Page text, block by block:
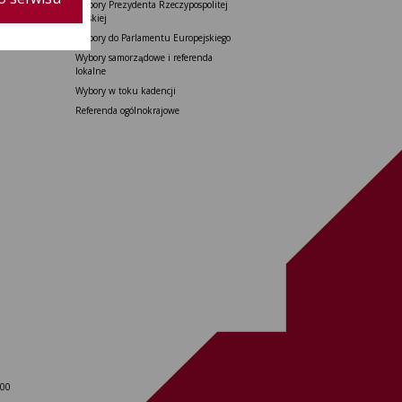
Wybory Prezydenta Rzeczypospolitej
Polskiej
Wybory do Parlamentu Europejskiego
Wybory samorządowe i referenda
lokalne
Wybory w toku kadencji
Referenda ogólnokrajowe